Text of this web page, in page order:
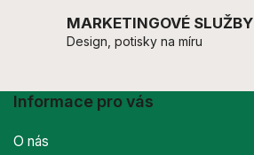
MARKETINGOVÉ SLUŽBY
Design, potisky na míru
Informace pro vás
O nás